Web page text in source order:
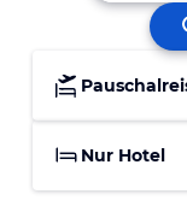
Nur Hotel